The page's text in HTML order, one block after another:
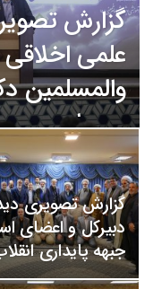
گزارش
علمی
والمسلمین
بی‌ریا
سجاد باقری بهمن ۱۳, ۱۴۰۴
گزارش تصویری
دبیرکل و اعضای
جبهه پایداری
اسلامی با…